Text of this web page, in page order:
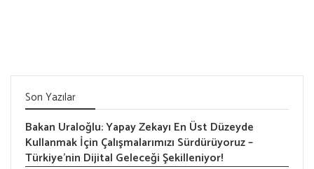
Son Yazılar
Bakan Uraloğlu: Yapay Zekayı En Üst Düzeyde
Kullanmak İçin Çalışmalarımızı Sürdürüyoruz –
Türkiye’nin Dijital Geleceği Şekilleniyor!